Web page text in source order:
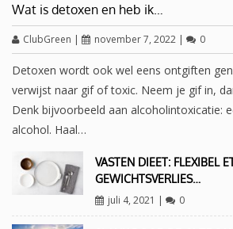
Wat is detoxen en heb ik…
ClubGreen | november 7, 2022 | 0
Detoxen wordt ook wel eens ontgiften
verwijst naar gif of toxic. Neem je gif in,
Denk bijvoorbeeld aan alcoholintoxicatie:
alcohol. Haal…
VASTEN DIEET: FLEXIBEL
GEWICHTSVERLIES…
juli 4, 2021 | 0